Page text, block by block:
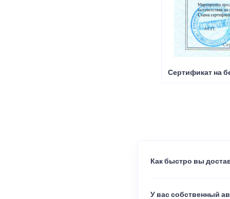
Сертификат на
Как быстро вы
У вас собственный